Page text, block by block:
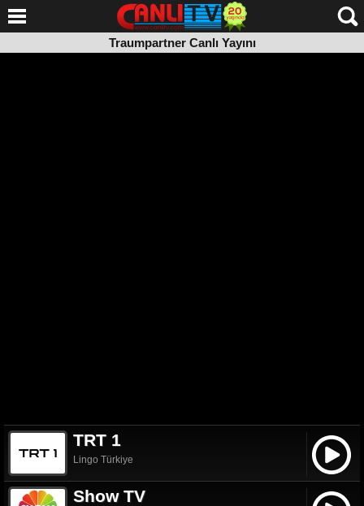
Traumpartner Canlı Yayını
TRT 1
Lingo Türkiye
Show TV